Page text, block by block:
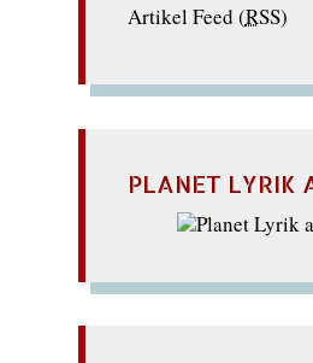
Artikel Feed (RSS)
PLANET LYRIK